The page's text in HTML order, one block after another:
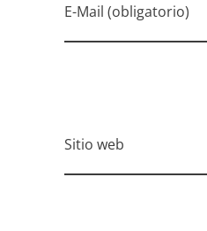
E-Mail (obligatorio)
Sitio web